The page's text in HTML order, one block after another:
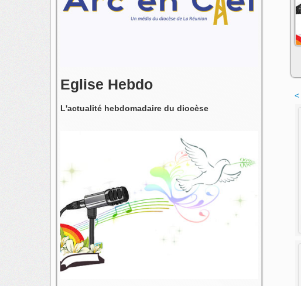
Eglise Hebdo
L'actualité hebdomadaire du diocèse
<